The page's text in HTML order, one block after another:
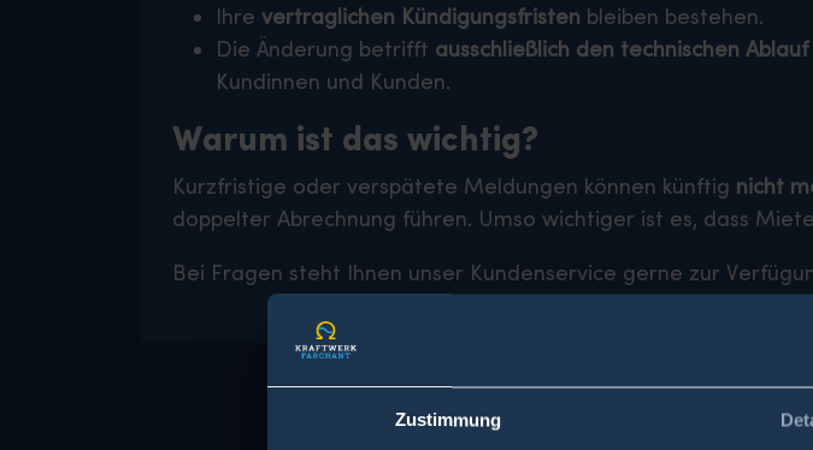
Zustimmung
Ihre vertraglichen Kündigungsfristen bleiben bestehen.
Die Änderung betrifft ausschließlich den technischen Ablauf
Kundinnen und Kunden.
Warum ist das wichtig?
Kurzfristige oder verspätete Meldungen können künftig nicht
doppelter Abrechnung führen. Umso wichtiger ist es, dass
Bei Fragen steht Ihnen unser Kundenservice gerne zur